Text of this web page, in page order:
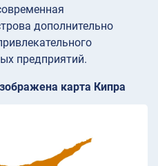
дополнительно
предприятий.
карта Кипра